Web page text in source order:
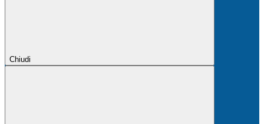
Chiudi